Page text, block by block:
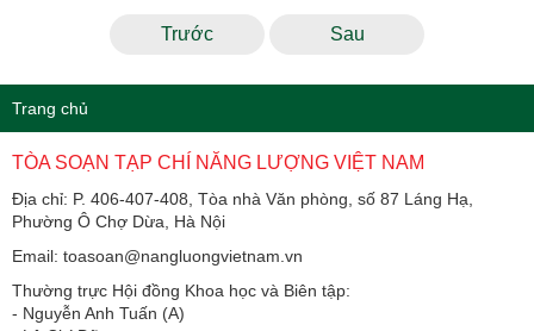
Trước Sau
Trang chủ
TÒA SOẠN TẠP CHÍ NĂNG LƯỢNG VIỆT NAM
Địa chỉ: P. 406-407-408, Tòa nhà Văn phòng, số 87 Láng Hạ,
Phường Ô Chợ Dừa, Hà Nội
Email: toasoan@nangluongvietnam.vn
Thường trực Hội đồng Khoa học và Biên tập:
​​​​​​- Nguyễn Anh Tuấn (A)